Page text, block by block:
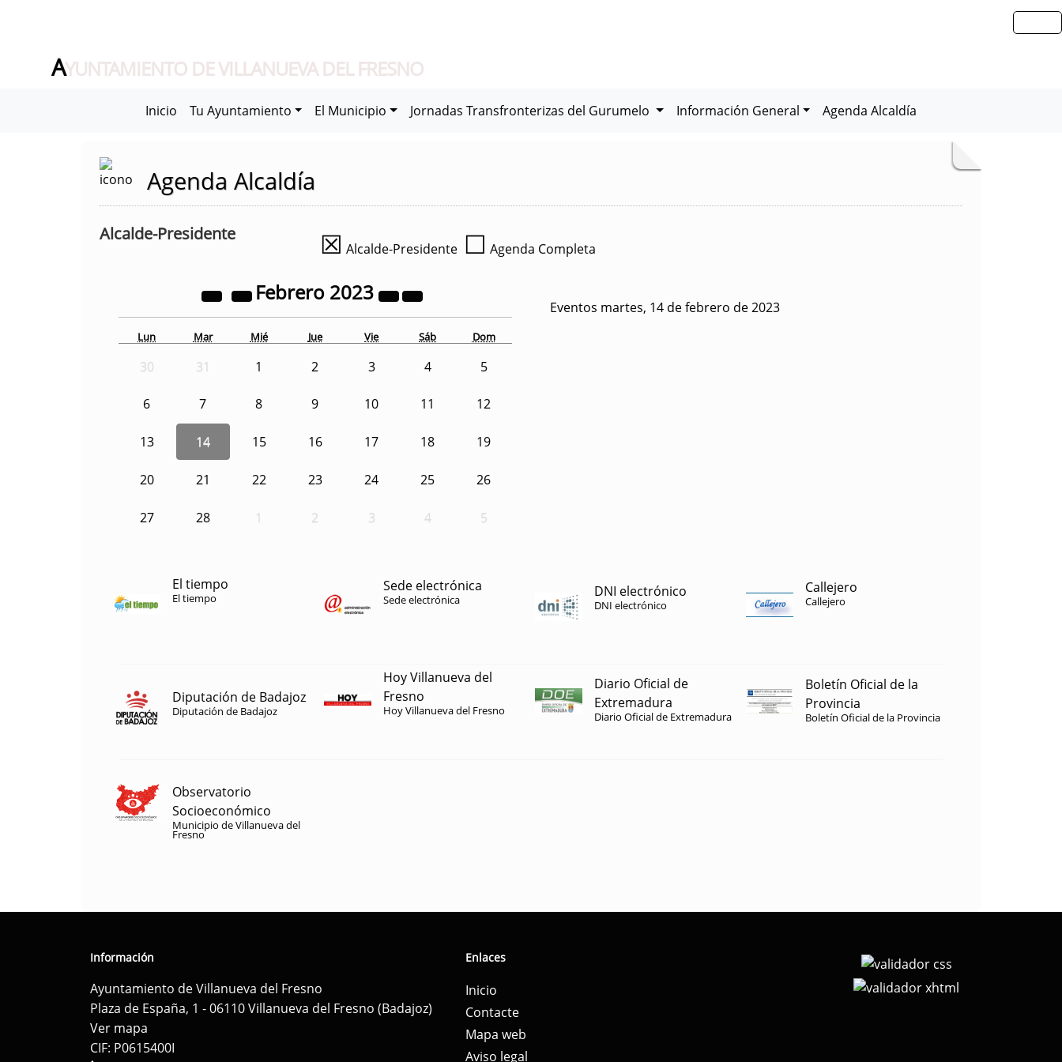
AYUNTAMIENTO DE VILLANUEVA DEL FRESNO
Inicio Tu Ayuntamiento El Municipio Jornadas Transfronterizas del Gurumelo Información General Agenda Alcaldía
Agenda Alcaldía
Alcalde-Presidente ☒ Alcalde-Presidente ☐ Agenda Completa
Febrero 2023
Lun Mar Mié Jue Vie Sáb Dom
30 31 1 2 3 4 5
6 7 8 9 10 11 12
13 14 15 16 17 18 19
20 21 22 23 24 25 26
27 28 1 2 3 4 5
Eventos martes, 14 de febrero de 2023
El tiempo
El tiempo
Sede electrónica
Sede electrónica DNI electrónico
DNI electrónico
Callejero
Callejero
Diputación de Badajoz
Diputación de Badajoz
Hoy Villanueva del
Fresno
Hoy Villanueva del Fresno
Diario Oficial de
Extremadura
Diario Oficial de Extremadura
Boletín Oficial de la
Provincia
Boletín Oficial de la Provincia
Observatorio
Socioeconómico
Municipio de Villanueva del
Fresno
Información
Ayuntamiento de Villanueva del Fresno
Plaza de España, 1 - 06110 Villanueva del Fresno (Badajoz)
Ver mapa
CIF: P0615400I
Enlaces
Inicio
Contacte
Mapa web
Aviso legal